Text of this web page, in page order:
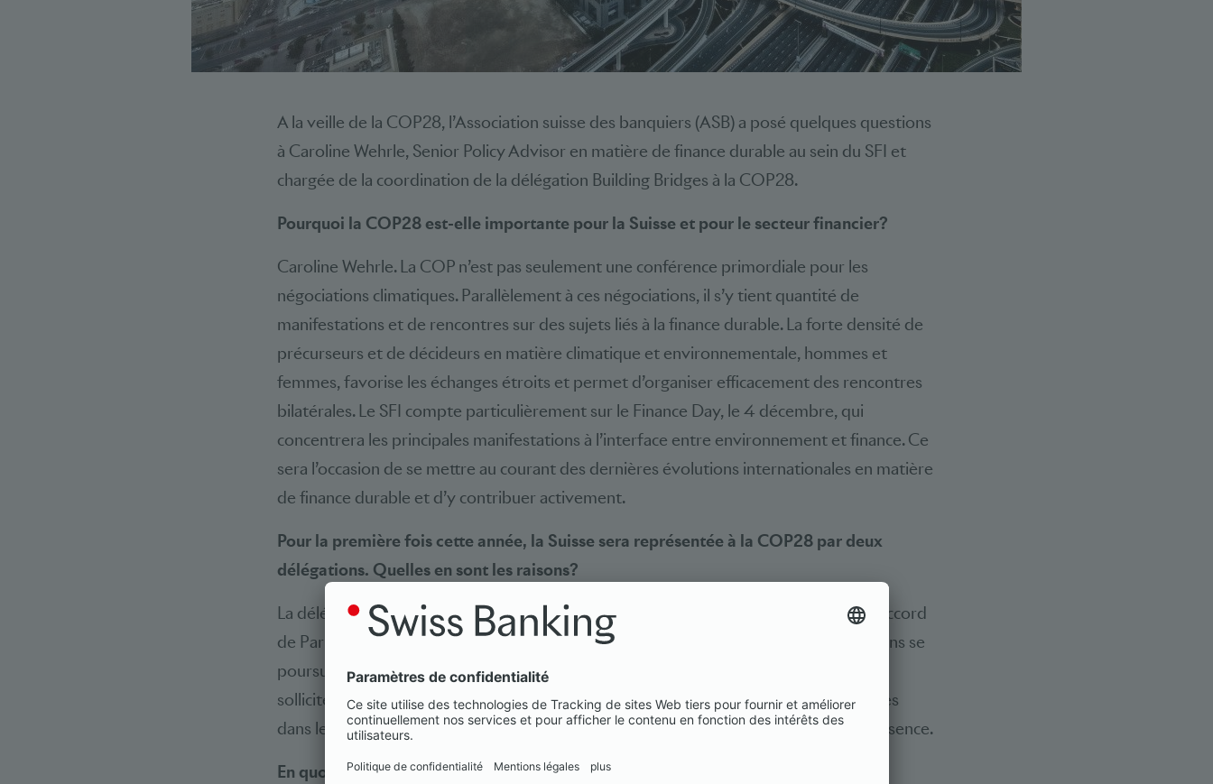
A la veille de la COP28, l’Association suisse des banquiers (ASB) a posé quelques questions
à Caroline Wehrle, Senior Policy Advisor en matière de finance durable au sein du SFI et
chargée de la coordination de la délégation Building Bridges à la COP28.
Pourquoi la COP28 est-elle importante pour la Suisse et pour le secteur financier?
Caroline Wehrle. La COP n’est pas seulement une conférence primordiale pour les
négociations climatiques. Parallèlement à ces négociations, il s’y tient quantité de
manifestations et de rencontres sur des sujets liés à la finance durable. La forte densité de
précurseurs et de décideurs en matière climatique et environnementale, hommes et
femmes, favorise les échanges étroits et permet d’organiser efficacement des rencontres
bilatérales. Le SFI compte particulièrement sur le Finance Day, le 4 décembre, qui
concentrera les principales manifestations à l’interface entre environnement et finance. Ce
sera l’occasion de se mettre au courant des dernières évolutions internationales en matière
de finance durable et d’y contribuer activement.
Pour la première fois cette année, la Suisse sera représentée à la COP28 par deux
délégations. Quelles en sont les raisons?
La délégation officielle de négociation s’emploie en particulier à faire en sorte que l’Accord
de Paris, ratifié par la Suisse en 2017, soit effectivement mis en œuvre. Les négociations se
poursuivent jour et nuit à huis clos. Les membres de cette délégation sont tellement
sollicités qu’il est difficile de les rencontrer lors des diverses manifestations organisées
dans le cadre de la COP. La délégation Building Bridges est là pour remédier à leur absence.
En quoi les deux délégations se distinguent-elles? Dans quelle mesure sont-elles